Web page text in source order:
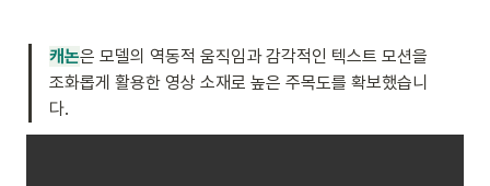
캐논은 모델의 역동적 움직임과 감각적인 텍스트 모션을
조화롭게 활용한 영상 소재로 높은 주목도를 확보했습니
다.